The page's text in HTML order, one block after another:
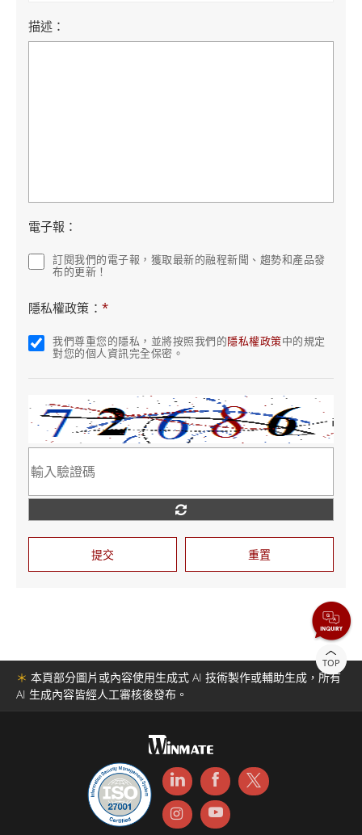
描述：
電子報：
訂閱我們的電子報，獲取最新的融程新聞、趨勢和產品發
布的更新！
隱私權政策： *
我們尊重您的隱私，並將按照我們的隱私權政策中的規定
對您的個人資訊完全保密。
提交 重置
TOP
＊ 本頁部分圖片或內容使用生成式 AI 技術製作或輔助生成，所有
AI 生成內容皆經人工審核後發布。